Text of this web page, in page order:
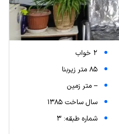
2 خواب
85 متر زیربنا
-- متر زمین
سال ساخت 1385
شماره طبقه: 3